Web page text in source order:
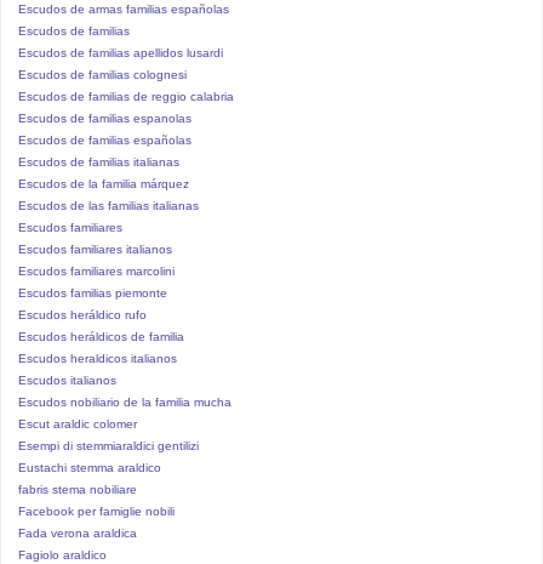
Escudos de armas familias españolas
Escudos de familias
Escudos de familias apellidos lusardi
Escudos de familias colognesi
Escudos de familias de reggio calabria
Escudos de familias espanolas
Escudos de familias españolas
Escudos de familias italianas
Escudos de la familia márquez
Escudos de las familias italianas
Escudos familiares
Escudos familiares italianos
Escudos familiares marcolini
Escudos familias piemonte
Escudos heráldico rufo
Escudos heráldicos de familia
Escudos heraldicos italianos
Escudos italianos
Escudos nobiliario de la familia mucha
Escut araldic colomer
Esempi di stemmiaraldici gentilizi
Eustachi stemma araldico
fabris stema nobiliare
Facebook per famiglie nobili
Fada verona araldica
Fagiolo araldico